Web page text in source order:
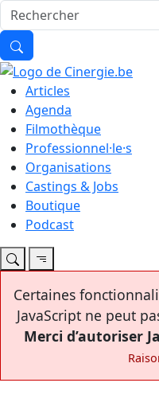
Articles
Agenda
Filmothèque
Professionnel·le·s
Organisations
Castings & Jobs
Boutique
Podcast
Certaines
JavaScript ne peut
Merci d’autoriser